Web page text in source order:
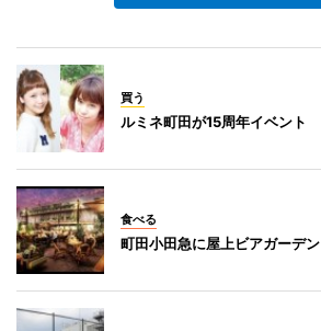
買う
ルミネ町田が15周年イベント
食べる
町田小田急に屋上ビアガーデン